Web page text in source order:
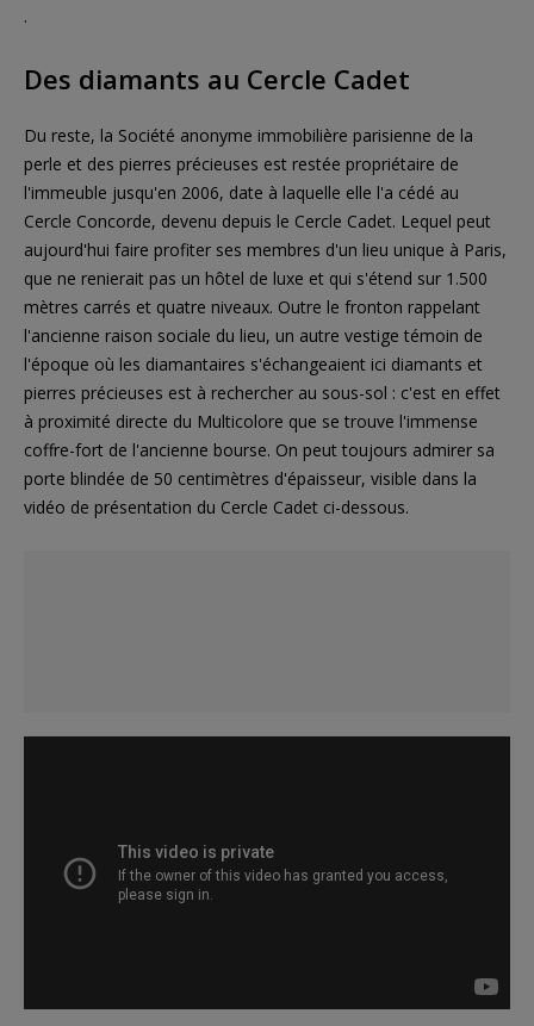
.
Des diamants au Cercle Cadet
Du reste, la Société anonyme immobilière parisienne de la
perle et des pierres précieuses est restée propriétaire de
l'immeuble jusqu'en 2006, date à laquelle elle l'a cédé au
Cercle Concorde, devenu depuis le Cercle Cadet. Lequel peut
aujourd'hui faire profiter ses membres d'un lieu unique à Paris,
que ne renierait pas un hôtel de luxe et qui s'étend sur 1.500
mètres carrés et quatre niveaux. Outre le fronton rappelant
l'ancienne raison sociale du lieu, un autre vestige témoin de
l'époque où les diamantaires s'échangeaient ici diamants et
pierres précieuses est à rechercher au sous-sol : c'est en effet
à proximité directe du Multicolore que se trouve l'immense
coffre-fort de l'ancienne bourse. On peut toujours admirer sa
porte blindée de 50 centimètres d'épaisseur, visible dans la
vidéo de présentation du Cercle Cadet ci-dessous.